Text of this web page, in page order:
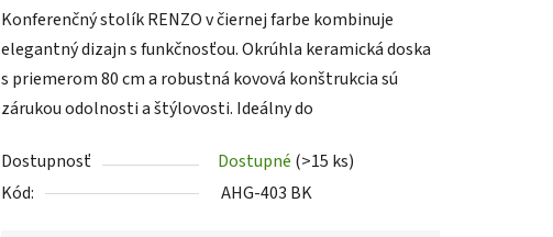
produktu
je
0,0
z
hviezdičiek.
Konferenčný stolík RENZO v čiernej farbe kombinuje
elegantný dizajn s funkčnosťou. Okrúhla keramická doska
s priemerom 80 cm a robustná kovová konštrukcia sú
zárukou odolnosti a štýlovosti. Ideálny do
Dostupnosť Dostupné (>15 ks)
Kód:
AHG-403 BK